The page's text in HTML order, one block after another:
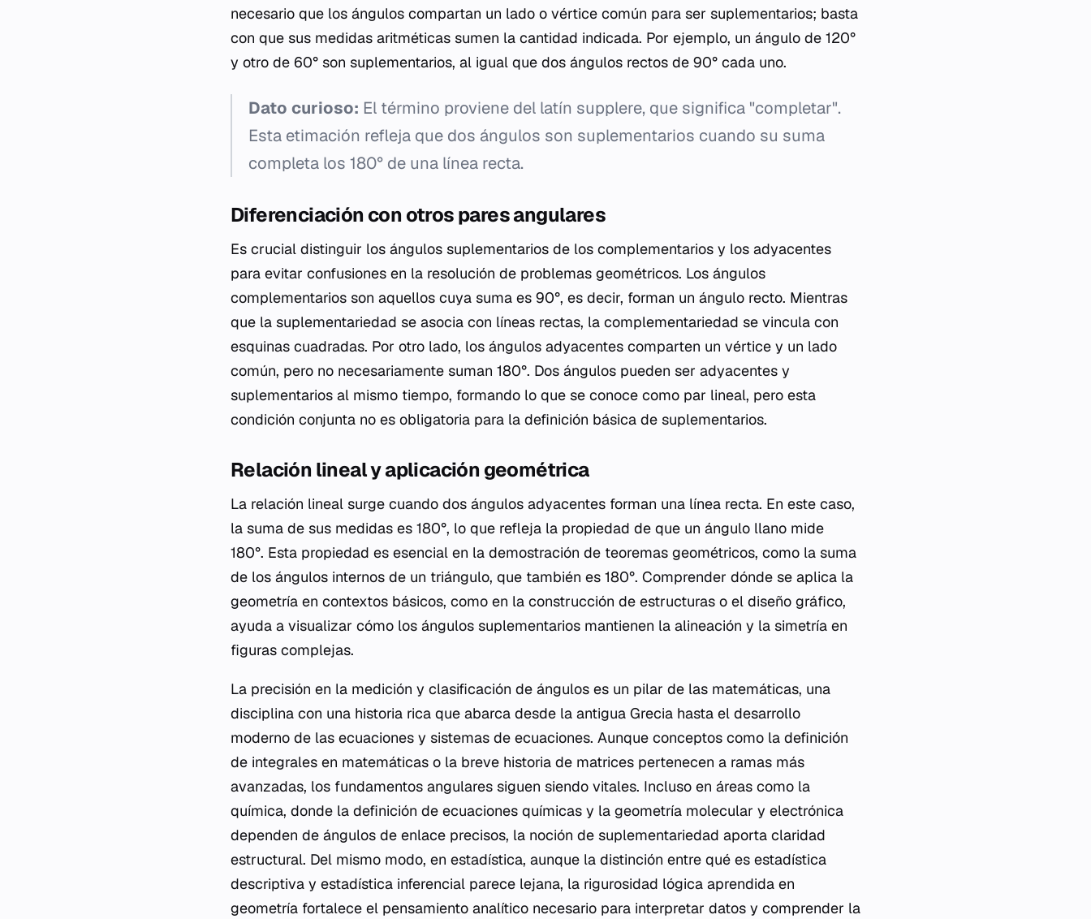
necesario que los ángulos compartan un lado o vértice común para ser suplementarios; basta
con que sus medidas aritméticas sumen la cantidad indicada. Por ejemplo, un ángulo de 120°
y otro de 60° son suplementarios, al igual que dos ángulos rectos de 90° cada uno.
Dato curioso: El término proviene del latín supplere, que significa "completar".
Esta etimación refleja que dos ángulos son suplementarios cuando su suma
completa los 180° de una línea recta.
Diferenciación con otros pares angulares
Es crucial distinguir los ángulos suplementarios de los complementarios y los adyacentes
para evitar confusiones en la resolución de problemas geométricos. Los ángulos
complementarios son aquellos cuya suma es 90°, es decir, forman un ángulo recto. Mientras
que la suplementariedad se asocia con líneas rectas, la complementariedad se vincula con
esquinas cuadradas. Por otro lado, los ángulos adyacentes comparten un vértice y un lado
común, pero no necesariamente suman 180°. Dos ángulos pueden ser adyacentes y
suplementarios al mismo tiempo, formando lo que se conoce como par lineal, pero esta
condición conjunta no es obligatoria para la definición básica de suplementarios.
Relación lineal y aplicación geométrica
La relación lineal surge cuando dos ángulos adyacentes forman una línea recta. En este caso,
la suma de sus medidas es 180°, lo que refleja la propiedad de que un ángulo llano mide
180°. Esta propiedad es esencial en la demostración de teoremas geométricos, como la suma
de los ángulos internos de un triángulo, que también es 180°. Comprender dónde se aplica la
geometría en contextos básicos, como en la construcción de estructuras o el diseño gráfico,
ayuda a visualizar cómo los ángulos suplementarios mantienen la alineación y la simetría en
figuras complejas.
La precisión en la medición y clasificación de ángulos es un pilar de las matemáticas, una
disciplina con una historia rica que abarca desde la antigua Grecia hasta el desarrollo
moderno de las ecuaciones y sistemas de ecuaciones. Aunque conceptos como la definición
de integrales en matemáticas o la breve historia de matrices pertenecen a ramas más
avanzadas, los fundamentos angulares siguen siendo vitales. Incluso en áreas como la
química, donde la definición de ecuaciones químicas y la geometría molecular y electrónica
dependen de ángulos de enlace precisos, la noción de suplementariedad aporta claridad
estructural. Del mismo modo, en estadística, aunque la distinción entre qué es estadística
descriptiva y estadística inferencial parece lejana, la rigurosidad lógica aprendida en
geometría fortalece el pensamiento analítico necesario para interpretar datos y comprender la